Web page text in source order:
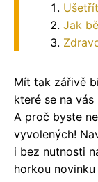
Jak
Mít tak zářivě
které se na
A proč byste
vyvolených!
i bez nutnosti
horkou